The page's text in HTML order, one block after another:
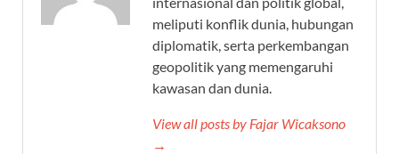
meliputi konflik dunia, hubungan
diplomatik, serta perkembangan
geopolitik yang memengaruhi
kawasan dan dunia.
View all posts by Fajar Wicaksono
→